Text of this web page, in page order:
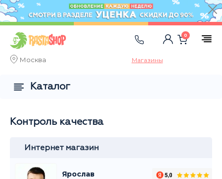
Москва Магазины
0
Контроль качества
Интернет магазин
Ярослав
Каталог